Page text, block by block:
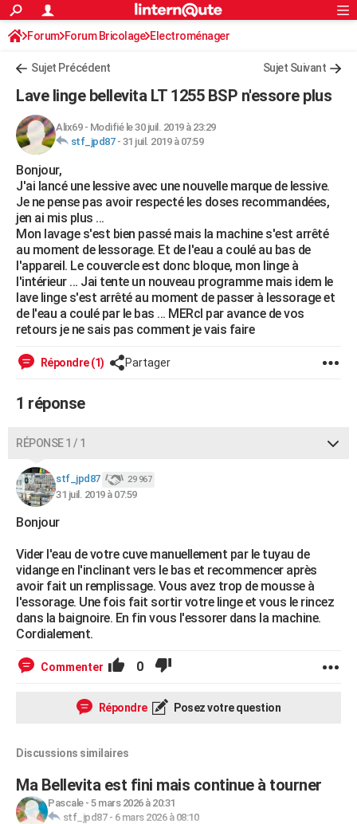
ACTUALITÉS
Politique
Société
Faits Divers
Education
Monde
Villes
+
FINANCE
Retraite
Impôts
Epargne
Immobilier
Risques naturels par ville
Banque
Assurance
Crédit
AUTO
Essais
Réserver un essai
Citadines
Berlines
SUV
Forum auto
+HIGH-TECH
Mobiles
Meilleur smartphone
Internet
Ordinateurs
Jeux vidéo
Guide high-tech
+BRICOLAGE
Forum
Aménagement intérieur
Extérieur
Cuisine
Salle de bains
Jardinage
Rangement
WEEK-END
Guides de France
Escapades
Patrimoine
Expositions
Musées
Week-end nature
+LIFESTYLE
Art de vivre
Bien-être
Loisirs
ModeModes de vie
SANTE
Alimentation
Guide de la santé
Médicaments
Destinations
City break
Voyage nature
Voyage de noces
Forum
Climat
GUIDES D'ACHAT
BONS PLANS
CARTE DE VOEUX
Carte de Noël
Carte Bonne année
Carte Saint-Valentin
Carte Pâques
Carte d'anniversaire
DICTIONNAIRE
COPAINS D'AVANT
S'inscrire
Se connecter
Lycées
Collèges
Primaires
Universités
Entreprises
Service militaire
Avis de recherche
AVIS DE DÉCÈS
FORUM
Bricolage
Lifestyle
Culture
Sport
Auto
Television
Voyage
Cinema
S'inscrire
Connexion
Forum Forum Bricolage Electroménager
Sujet Précédent Sujet Suivant
Lave linge bellevita LT 1255 BSP n'essore plus
Alix69- Modifié le 30 juil. 2019 à 23:29
stf_jpd87- 31 juil. 2019 à 07:59
Bonjour,
J'ai lancé une lessive avec une nouvelle marque de lessive.
Je ne pense pas avoir respecté les doses recommandées,
jen ai mis plus ...
Mon lavage s'est bien passé mais la machine s'est arrêté
au moment de lessorage. Et de l'eau a coulé au bas de
l'appareil. Le couvercle est donc bloque, mon linge à
l'intérieur ... Jai tente un nouveau programme mais idem le
lave linge s'est arrêté au moment de passer à lessorage et
de l'eau a coulé par le bas ... MERcI par avance de vos
retours je ne sais pas comment je vais faire
Répondre (1) Partager
1 réponse
RÉPONSE 1 / 1
stf_jpd87 29 967
31 juil. 2019 à 07:59
Bonjour
Vider l'eau de votre cuve manuellement par le tuyau de
vidange en l'inclinant vers le bas et recommencer après
avoir fait un remplissage. Vous avez trop de mousse à
l'essorage. Une fois fait sortir votre linge et vous le rincez
dans la baignoire. En fin vous l'essorer dans la machine.
Cordialement.
Commenter 0
Répondre Posez votre question
Discussions similaires
Ma Bellevita est fini mais continue à tourner
Pascale- 5 mars 2026 à 20:31
stf_jpd87- 6 mars 2026 à 08:10